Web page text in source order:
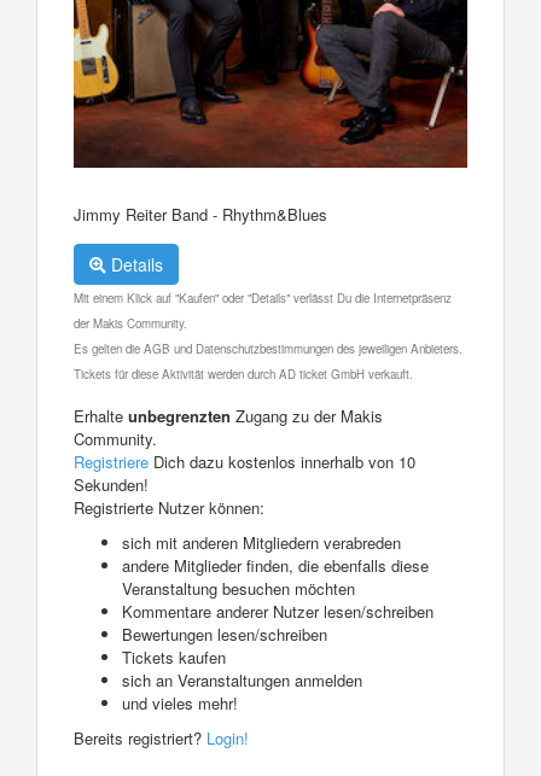
Jimmy Reiter Band - Rhythm&Blues
Details
Mit einem Klick auf "Kaufen" oder "Details" verlässt Du die Internetpräsenz
der Makis Community.
Es gelten die AGB und Datenschutzbestimmungen des jeweiligen Anbieters.
Tickets für diese Aktivität werden durch AD ticket GmbH verkauft.
Erhalte unbegrenzten Zugang zu der Makis
Community.
Registriere Dich dazu kostenlos innerhalb von 10
Sekunden!
Registrierte Nutzer können:
sich mit anderen Mitgliedern verabreden
andere Mitglieder finden, die ebenfalls diese
Veranstaltung besuchen möchten
Kommentare anderer Nutzer lesen/schreiben
Bewertungen lesen/schreiben
Tickets kaufen
sich an Veranstaltungen anmelden
und vieles mehr!
Bereits registriert? Login!